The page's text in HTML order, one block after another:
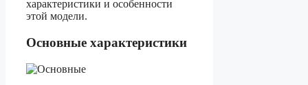
характеристики и особенности
этой модели.
Основные характеристики